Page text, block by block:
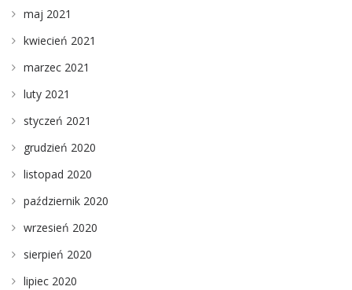
maj 2021
kwiecień 2021
marzec 2021
luty 2021
styczeń 2021
grudzień 2020
listopad 2020
październik 2020
wrzesień 2020
sierpień 2020
lipiec 2020